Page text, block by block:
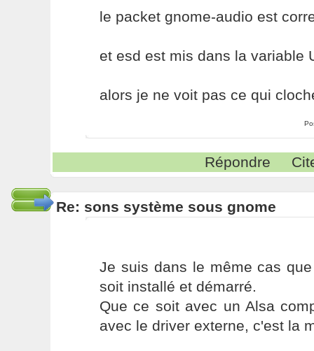
le packet gnome-audio est
et esd est mis dans la variable
alors je ne voit pas ce qui
Répondre
Re: sons système sous gnome
Je suis dans le même cas
soit installé et démarré.
Que ce soit avec un Alsa
avec le driver externe, c'est la